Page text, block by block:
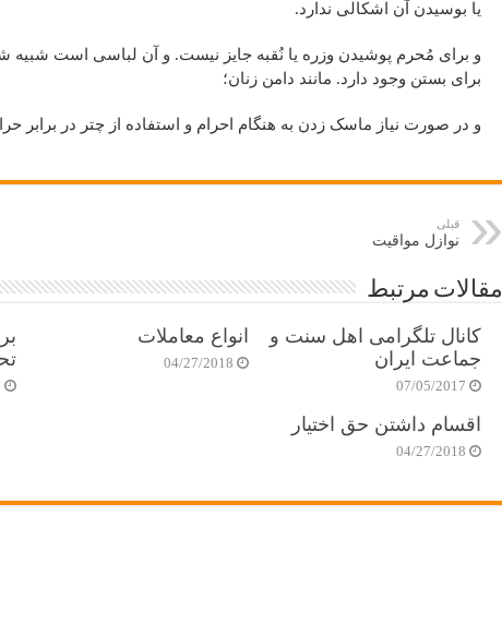
یا بوسیدن آن اشکالی ندارد.
و برای مُحرم پوشیدن وزره یا نُقبه جایز نیست. و آن لباسی است شبیه
برای بستن وجود دارد. مانند دامن زنان؛
و در صورت نیاز ماسک زدن به هنگام احرام و استفاده از چتر در برابر
قبلی
نوازل مواقیت
مقالات مرتبط
کانال تلگرامی اهل سنت و
جماعت ایران
07/05/2017
انواع معاملات
04/27/2018
اقسام داشتن حق اختیار
04/27/2018